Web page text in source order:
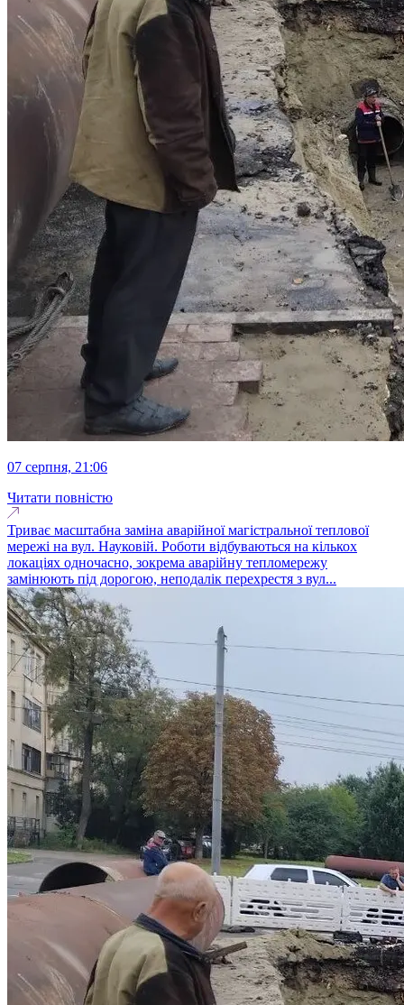
07 серпня, 21:06
Читати повністю
Триває масштабна заміна аварійної магістральної теплової
мережі на вул. Науковій. Роботи відбуваються на кількох
локаціях одночасно, зокрема аварійну тепломережу
замінюють під дорогою, неподалік перехрестя з вул...